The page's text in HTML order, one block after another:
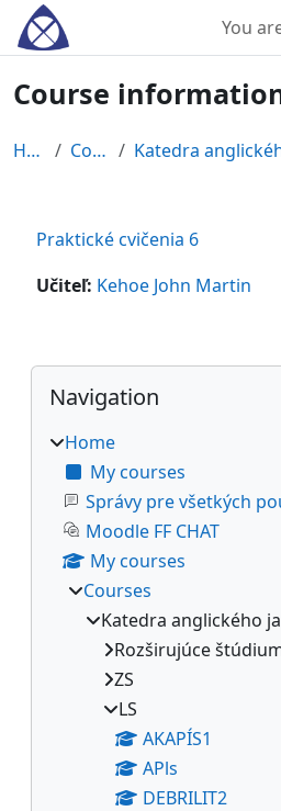
Skip to main content
You
Course
Home Courses
Praktické cvičenia 6
Učiteľ: Kehoe John Martin
Blocks
Skip Navigation
Navigation
Home
My courses
Správy pre všetkých
Moodle FF CHAT
My courses
Courses
Katedra anglického
Rozširujúce
ZS
LS
AKAPÍS1
APls
DEBRILIT2